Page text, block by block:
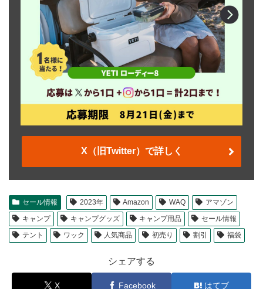
X（旧Twitter）で詳しく
セール情報 2023年 Amazon WAQ
アマゾン
キャンプ
キャンプグッズ キャンプ用品
セール情報
テント
ワック 人気商品 初売り 割引 福袋
シェアする
X Facebook はてブ